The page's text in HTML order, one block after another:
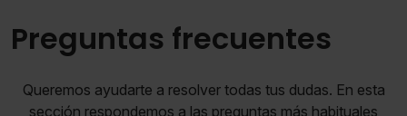
Preguntas frecuentes
Queremos ayudarte a resolver todas tus dudas. En esta
sección respondemos a las preguntas más habituales